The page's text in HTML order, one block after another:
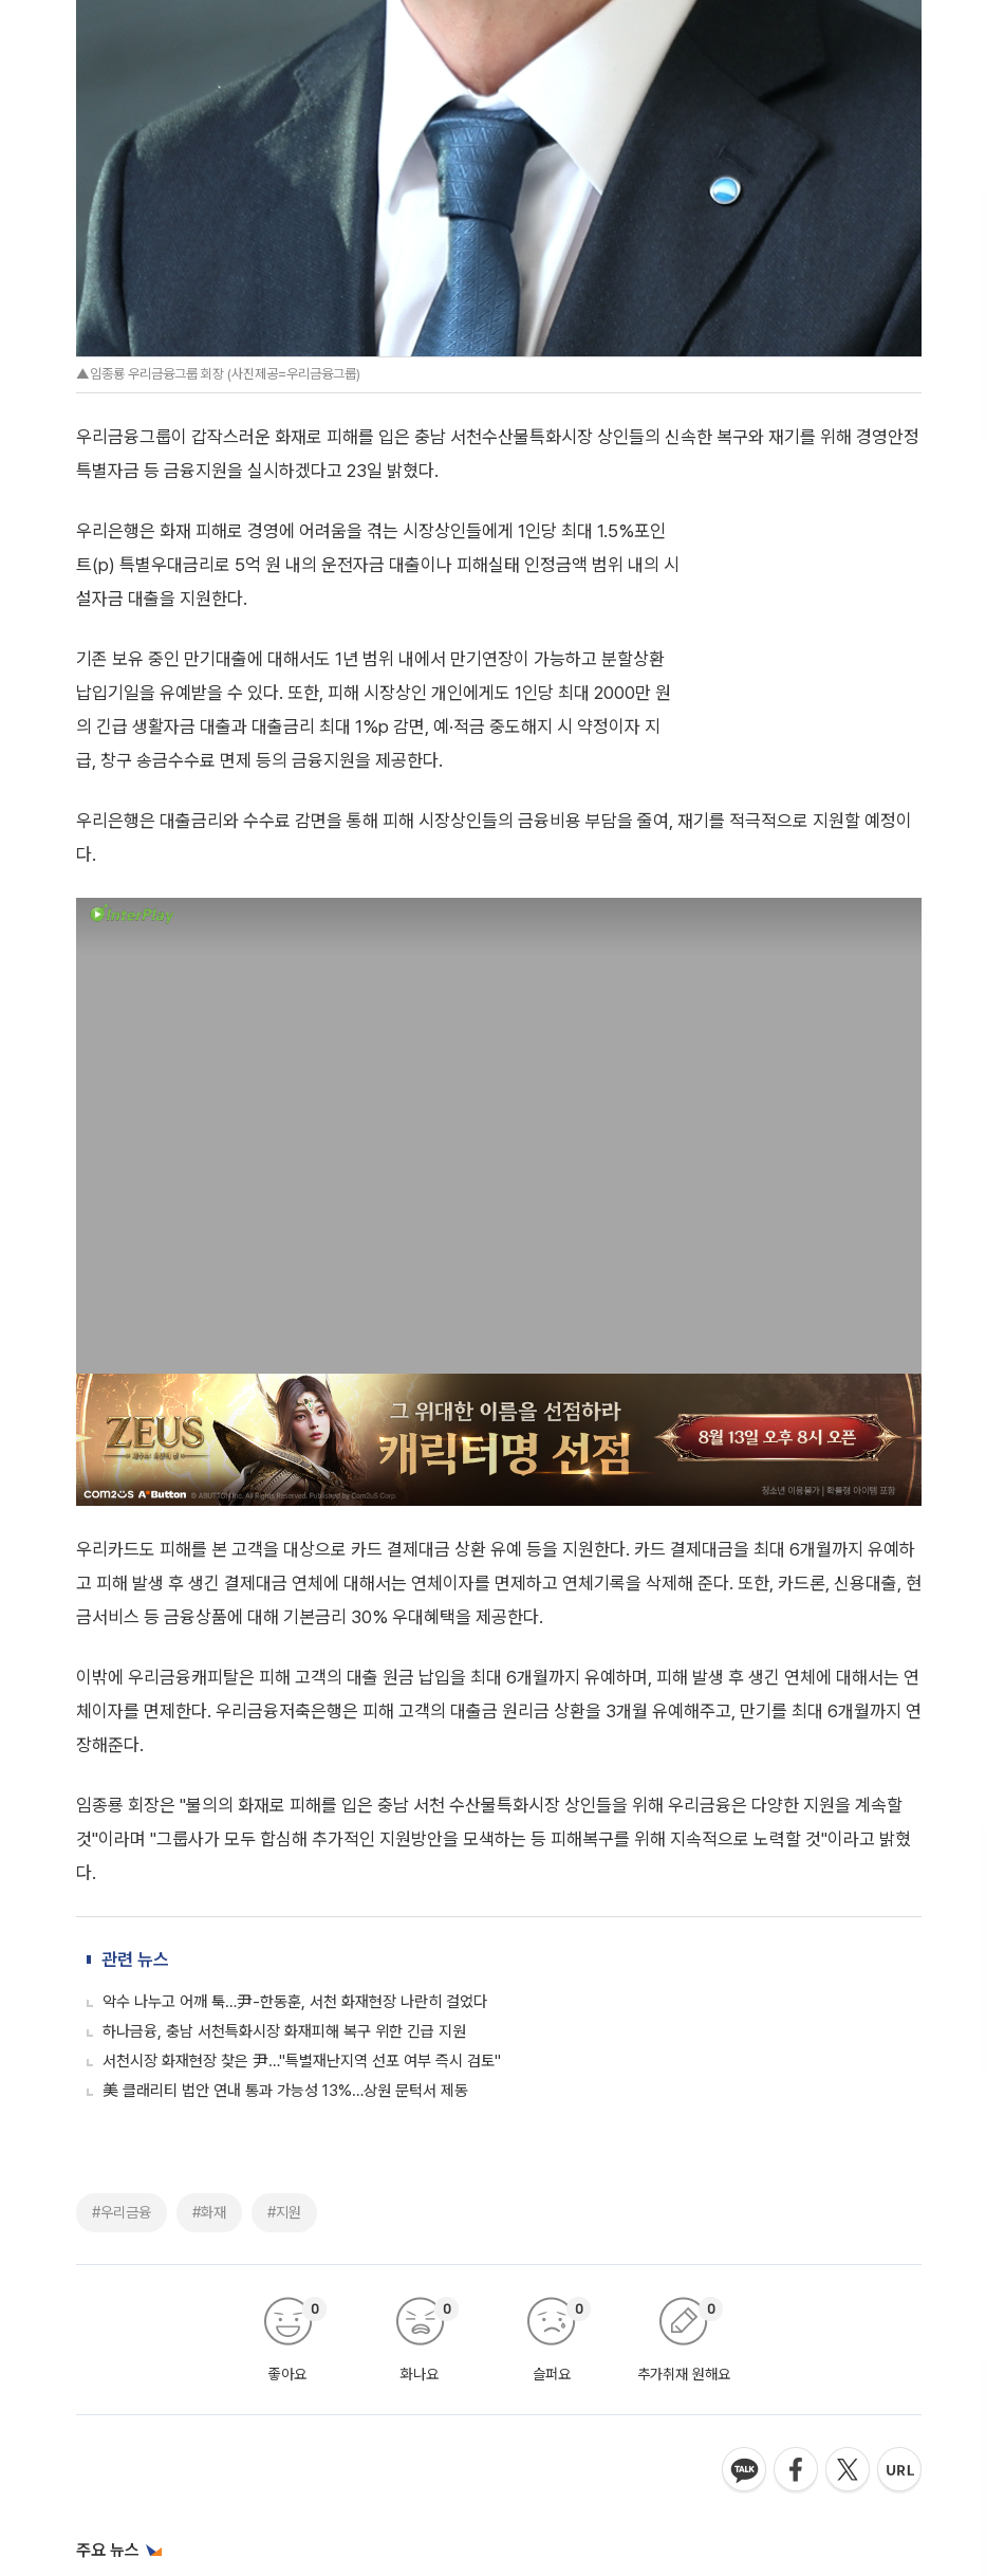
▲임종룡 우리금융그룹 회장 (사진제공=우리금융그룹)
우리금융그룹이 갑작스러운 화재로 피해를 입은 충남 서천수산물특화시장 상인들의 신속한 복구와 재기를 위해 경영안정
특별자금 등 금융지원을 실시하겠다고 23일 밝혔다.
우리은행은 화재 피해로 경영에 어려움을 겪는 시장상인들에게 1인당 최대 1.5%포인
트(p) 특별우대금리로 5억 원 내의 운전자금 대출이나 피해실태 인정금액 범위 내의 시
설자금 대출을 지원한다.
기존 보유 중인 만기대출에 대해서도 1년 범위 내에서 만기연장이 가능하고 분할상환
납입기일을 유예받을 수 있다. 또한, 피해 시장상인 개인에게도 1인당 최대 2000만 원
의 긴급 생활자금 대출과 대출금리 최대 1%p 감면, 예·적금 중도해지 시 약정이자 지
급, 창구 송금수수료 면제 등의 금융지원을 제공한다.
우리은행은 대출금리와 수수료 감면을 통해 피해 시장상인들의 금융비용 부담을 줄여, 재기를 적극적으로 지원할 예정이
다.
우리카드도 피해를 본 고객을 대상으로 카드 결제대금 상환 유예 등을 지원한다. 카드 결제대금을 최대 6개월까지 유예하
고 피해 발생 후 생긴 결제대금 연체에 대해서는 연체이자를 면제하고 연체기록을 삭제해 준다. 또한, 카드론, 신용대출, 현
금서비스 등 금융상품에 대해 기본금리 30% 우대혜택을 제공한다.
이밖에 우리금융캐피탈은 피해 고객의 대출 원금 납입을 최대 6개월까지 유예하며, 피해 발생 후 생긴 연체에 대해서는 연
체이자를 면제한다. 우리금융저축은행은 피해 고객의 대출금 원리금 상환을 3개월 유예해주고, 만기를 최대 6개월까지 연
장해준다.
임종룡 회장은 "불의의 화재로 피해를 입은 충남 서천 수산물특화시장 상인들을 위해 우리금융은 다양한 지원을 계속할
것"이라며 "그룹사가 모두 합심해 추가적인 지원방안을 모색하는 등 피해복구를 위해 지속적으로 노력할 것"이라고 밝혔
다.
관련 뉴스
악수 나누고 어깨 툭…尹-한동훈, 서천 화재현장 나란히 걸었다
하나금융, 충남 서천특화시장 화재피해 복구 위한 긴급 지원
서천시장 화재현장 찾은 尹…"특별재난지역 선포 여부 즉시 검토"
美 클래리티 법안 연내 통과 가능성 13%…상원 문턱서 제동
#우리금융 #화재 #지원
좋아요
0
화나요
0
슬퍼요
0
추가취재 원해요
0
주요 뉴스